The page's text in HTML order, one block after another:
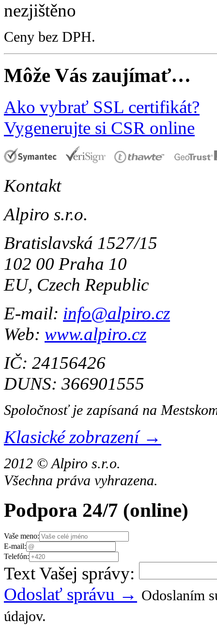
nezjištěno
Ceny bez DPH.
Môže Vás zaujímať…
Ako vybrať SSL certifikát?
Vygenerujte si CSR online
Kontakt
Alpiro s.r.o.
Bratislavská 1527/15
102 00 Praha 10
EU, Czech Republic
E-mail: info@alpiro.cz
Web: www.alpiro.cz
IČ: 24156426
DUNS: 366901555
Spoločnosť je zapísaná na
Klasické zobrazení →
2012 © Alpiro s.r.o.
Všechna práva vyhrazena.
Podpora 24/7 (online)
Vaše meno:
E-mail:
Telefón:
Text Vašej správy:
Odoslať správu → Odoslaním
údajov.